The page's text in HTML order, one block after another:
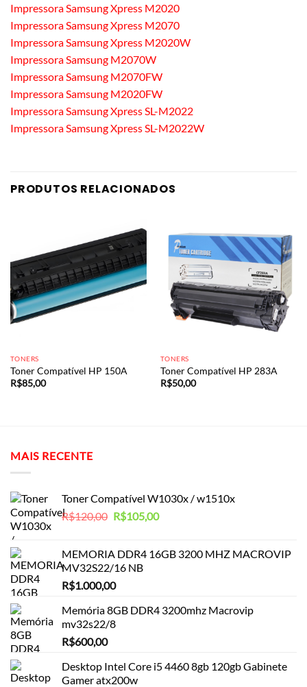
Impressora Samsung Xpress M2020
Impressora Samsung Xpress M2070
Impressora Samsung Xpress M2020W
Impressora Samsung M2070W
Impressora Samsung M2070FW
Impressora Samsung M2020FW
Impressora Samsung Xpress SL-M2022
Impressora Samsung Xpress SL-M2022W
PRODUTOS RELACIONADOS
TONERS
Toner Compatível HP 150A
R$85,00
TONERS
Toner Compatível HP 283A
R$50,00
MAIS RECENTE
Toner Compatível W1030x / w1510x
R$120,00 O
era:
R$120,00.
R$105,00O
é:
MEMORIA DDR4 16GB 3200 MHZ MACROVIP
MV32S22/16 NB
R$1.000,00
Memória 8GB DDR4 3200mhz Macrovip
mv32s22/8
R$600,00
Desktop Intel Core i5 4460 8gb 120gb Gabinete
Gamer atx200w